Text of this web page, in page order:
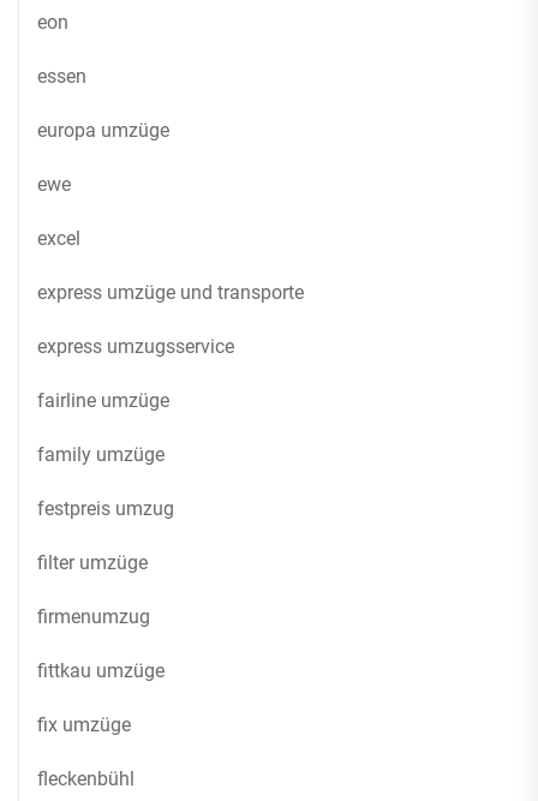
eon
essen
europa umzüge
ewe
excel
express umzüge und transporte
express umzugsservice
fairline umzüge
family umzüge
festpreis umzug
filter umzüge
firmenumzug
fittkau umzüge
fix umzüge
fleckenbühl